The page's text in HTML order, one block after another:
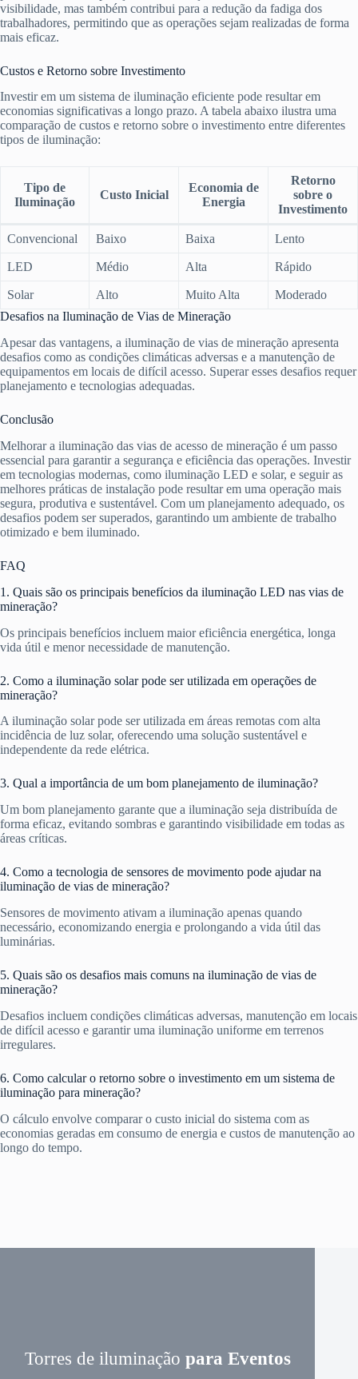
visibilidade, mas também contribui para a redução da fadiga dos
trabalhadores, permitindo que as operações sejam realizadas de forma
mais eficaz.
Custos e Retorno sobre Investimento
Investir em um sistema de iluminação eficiente pode resultar em
economias significativas a longo prazo. A tabela abaixo ilustra uma
comparação de custos e retorno sobre o investimento entre diferentes
tipos de iluminação:
Tipo de
Iluminação
Custo Inicial
Economia de
Energia
Retorno
sobre o
Investimento
Convencional Baixo Baixa Lento
LED Médio Alta Rápido
Solar Alto Muito Alta
Moderado
Desafios na Iluminação de Vias de Mineração
Apesar das vantagens, a iluminação de vias de mineração apresenta
desafios como as condições climáticas adversas e a manutenção de
equipamentos em locais de difícil acesso. Superar esses desafios requer
planejamento e tecnologias adequadas.
Conclusão
Melhorar a iluminação das vias de acesso de mineração é um passo
essencial para garantir a segurança e eficiência das operações. Investir
em tecnologias modernas, como iluminação LED e solar, e seguir as
melhores práticas de instalação pode resultar em uma operação mais
segura, produtiva e sustentável. Com um planejamento adequado, os
desafios podem ser superados, garantindo um ambiente de trabalho
otimizado e bem iluminado.
FAQ
1. Quais são os principais benefícios da iluminação LED nas vias de
mineração?
Os principais benefícios incluem maior eficiência energética, longa
vida útil e menor necessidade de manutenção.
2. Como a iluminação solar pode ser utilizada em operações de
mineração?
A iluminação solar pode ser utilizada em áreas remotas com alta
incidência de luz solar, oferecendo uma solução sustentável e
independente da rede elétrica.
3. Qual a importância de um bom planejamento de iluminação?
Um bom planejamento garante que a iluminação seja distribuída de
forma eficaz, evitando sombras e garantindo visibilidade em todas as
áreas críticas.
4. Como a tecnologia de sensores de movimento pode ajudar na
iluminação de vias de mineração?
Sensores de movimento ativam a iluminação apenas quando
necessário, economizando energia e prolongando a vida útil das
luminárias.
5. Quais são os desafios mais comuns na iluminação de vias de
mineração?
Desafios incluem condições climáticas adversas, manutenção em locais
de difícil acesso e garantir uma iluminação uniforme em terrenos
irregulares.
6. Como calcular o retorno sobre o investimento em um sistema de
iluminação para mineração?
O cálculo envolve comparar o custo inicial do sistema com as
economias geradas em consumo de energia e custos de manutenção ao
longo do tempo.
Torres de iluminação para Eventos